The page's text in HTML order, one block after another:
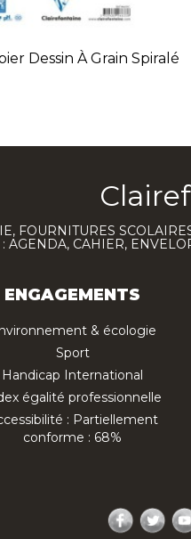
Dessin À Grain Spiralé
FOURNITURES
AGENDA, CAHIER,
ENGAGEMENTS
& écologie
Sport
Handicap International
égalité professionnelle
: Partiellement
conforme : 68%